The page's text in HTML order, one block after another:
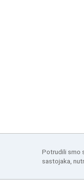
Potrudili smo
sastojaka,